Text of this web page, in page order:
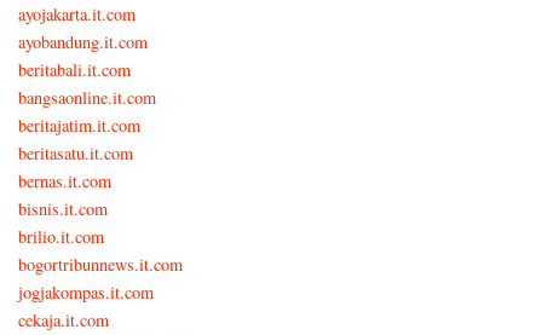
ayojakarta.it.com
ayobandung.it.com
beritabali.it.com
bangsaonline.it.com
beritajatim.it.com
beritasatu.it.com
bernas.it.com
bisnis.it.com
brilio.it.com
bogortribunnews.it.com
jogjakompas.it.com
cekaja.it.com